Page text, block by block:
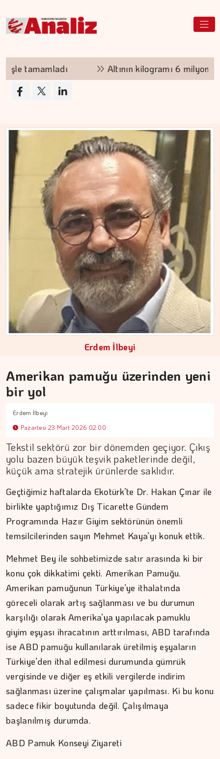
Altının kilogramı 6 milyon 500 bin liraya yükseldi
Erdem İlbeyi
Amerikan pamuğu üzerinden yeni
bir yol
Erdem İlbeyi
Pazartesi 23 Mart 2026 02:00
Tekstil sektörü zor bir dönemden geçiyor. Çıkış
yolu bazen büyük teşvik paketlerinde değil,
küçük ama stratejik ürünlerde saklıdır.
Geçtiğimiz haftalarda Ekotürk’te Dr. Hakan Çınar ile
birlikte yaptığımız Dış Ticarette Gündem
Programında Hazır Giyim sektörünün önemli
temsilcilerinden sayın Mehmet Kaya’yı konuk ettik.
Mehmet Bey ile sohbetimizde satır arasında ki bir
konu çok dikkatimi çekti. Amerikan Pamuğu.
Amerikan pamuğunun Türkiye’ye ithalatında
göreceli olarak artış sağlanması ve bu durumun
karşılığı olarak Amerika’ya yapılacak pamuklu
giyim eşyası ihracatının arttırılması, ABD tarafında
ise ABD pamuğu kullanılarak üretilmiş eşyaların
Türkiye’den ithal edilmesi durumunda gümrük
vergisinde ve diğer eş etkili vergilerde indirim
sağlanması üzerine çalışmalar yapılması. Ki bu konu
sadece fikir boyutunda değil. Çalışılmaya
başlanılmış durumda.
ABD Pamuk Konseyi Ziyareti
ERDEM İLBEYİ
ÇİĞDEM MEN
Yoğunluktan kaçarken yoğunlaştırdığımız…
MEZİN DEDEYİ
Cebimiz, yalnızca cebimizi…